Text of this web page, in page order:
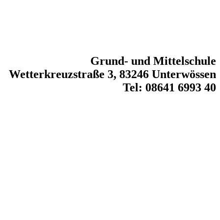
Grund- und Mittelschule
Wetterkreuzstraße 3, 83246 Unterwössen
Tel: 08641 6993 40